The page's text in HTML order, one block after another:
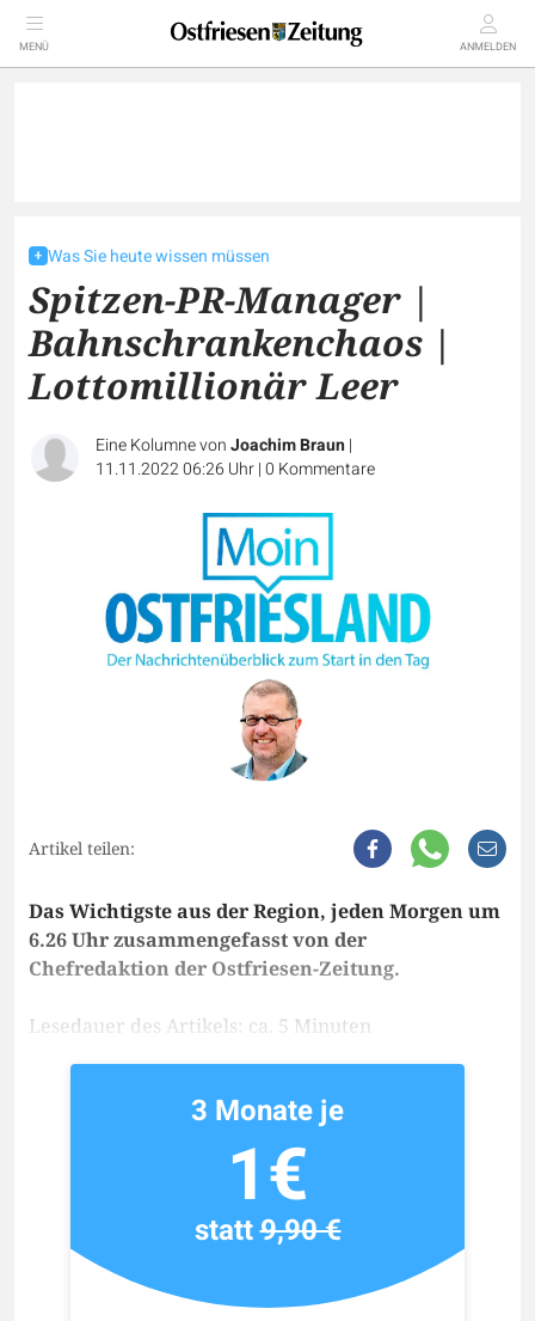
MENÜ ANMELDEN
Was Sie heute wissen müssen
Spitzen-PR-Manager |
Bahnschrankenchaos |
Lottomillionär Leer
Eine Kolumne vonJoachim Braun|
11.11.2022 06:26 Uhr|0 Kommentare
Artikel teilen:
Das Wichtigste aus der Region, jeden Morgen um
6.26 Uhr zusammengefasst von der
Chefredaktion der Ostfriesen-Zeitung.
Lesedauer des Artikels: ca. 5 Minuten
3 Monate je
1€
statt9,90 €